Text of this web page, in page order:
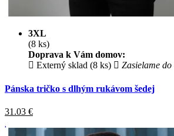
3XL
(8 ks)
Doprava k Vám domov:
Externý sklad (8 ks)
Zasielame
Pánska tričko s dlhým rukávom šedej
31.03 €